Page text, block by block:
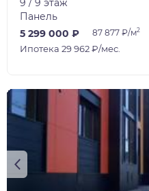
9 / 9 этаж
Панель
5 299 000 ₽
87 877 ₽/м2
Ипотека 29 962 ₽/мес.